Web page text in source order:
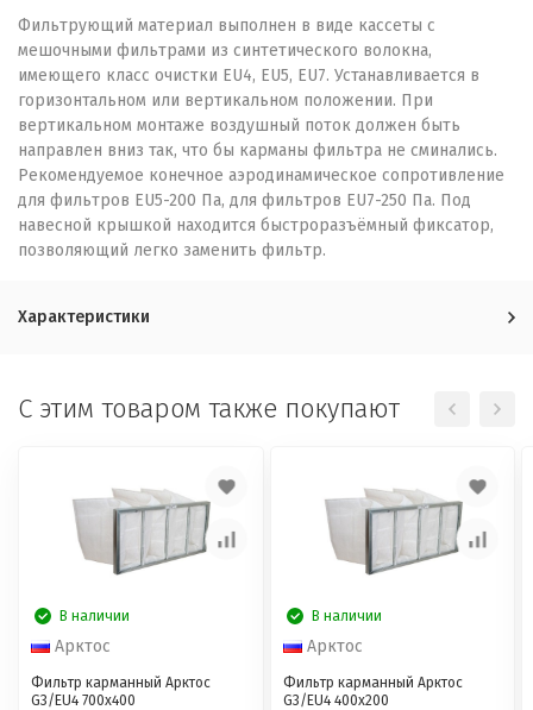
Фильтрующий материал выполнен в виде кассеты с
мешочными фильтрами из синтетического волокна,
имеющего класс очистки EU4, EU5, EU7. Устанавливается в
горизонтальном или вертикальном положении. При
вертикальном монтаже воздушный поток должен быть
направлен вниз так, что бы карманы фильтра не сминались.
Рекомендуемое конечное аэродинамическое сопротивление
для фильтров EU5-200 Па, для фильтров EU7-250 Па. Под
навесной крышкой находится быстроразъёмный фиксатор,
позволяющий легко заменить фильтр.
Характеристики
C этим товаром также покупают
В наличии
Арктос
Фильтр карманный Арктос
G3/EU4 700x400
В наличии
Арктос
Фильтр карманный Арктос
G3/EU4 400x200